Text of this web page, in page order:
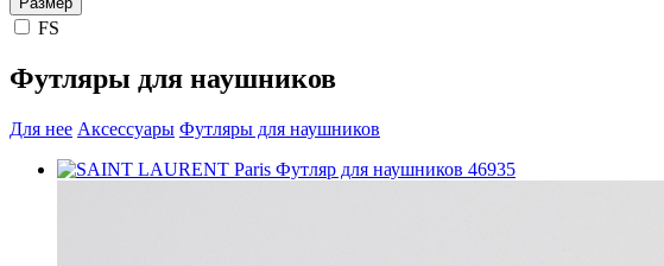
FS
Футляры для наушников
Для нее Аксессуары Футляры для наушников